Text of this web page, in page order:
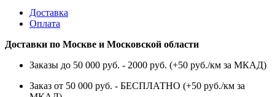
Доставка
Оплата
Доставки по Москве и Московской области
Заказы до 50 000 руб. - 2000 руб. (+50 руб./км за МКАД)
Заказ от 50 000 руб. - БЕСПЛАТНО (+50 руб./км за